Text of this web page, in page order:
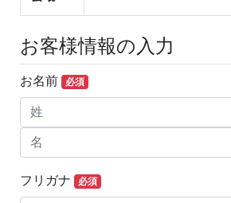
お客様情報の入力
お名前 必須
フリガナ 必須